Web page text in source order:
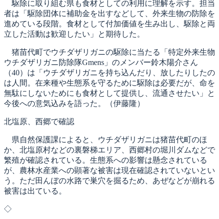
駆除に取り組む県も食材としての利用に理解を示す。担当
者は「駆除団体に補助金を出すなどして、外来生物の防除を
進めている段階。食材として付加価値を生み出し、駆除と両
立した活動は歓迎したい」と期待した。
猪苗代町でウチダザリガニの駆除に当たる「特定外来生物
ウチダザリガニ防除隊Gmens」のメンバー鈴木陽介さん
（40）は「ウチダザリガニを持ち込んだり、放したりしたの
は人間。在来種や生態系を守るために駆除は必要だが、命を
無駄にしないためにも食材として提供し、流通させたい」と
今後への意気込みを語った。（伊藤隆）
北塩原、西郷で確認
県自然保護課によると、ウチダザリガニは猪苗代町のほ
か、北塩原村などの裏磐梯エリア、西郷村の堀川ダムなどで
繁殖が確認されている。生態系への影響は懸念されている
が、農林水産業への顕著な被害は現在確認されていないとい
う。ただ田んぼの水路で巣穴を掘るため、あぜなどが崩れる
被害は出ている。
◇